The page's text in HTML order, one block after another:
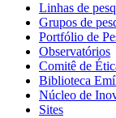
Linhas de
Grupos de
Portfólio de
Observatórios
Comitê de
Biblioteca
Núcleo de
Sites